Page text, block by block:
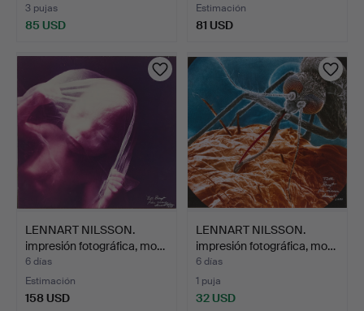
3 pujas
85 USD
Estimación
81 USD
LENNART NILSSON.
impresión fotográfica, mo…
6 días
Estimación
158 USD
LENNART NILSSON.
impresión fotográfica, mo…
6 días
1 puja
32 USD